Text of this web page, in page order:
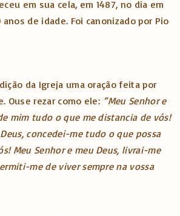
em sua cela, em 1487, no dia em
de idade. Foi canonizado por Pio
da Igreja uma oração feita por
Ouse rezar como ele: “Meu Senhor e
mim tudo o que me distancia de vós!
concedei-me tudo o que possa
Meu Senhor e meu Deus, livrai-me
me de viver sempre na vossa